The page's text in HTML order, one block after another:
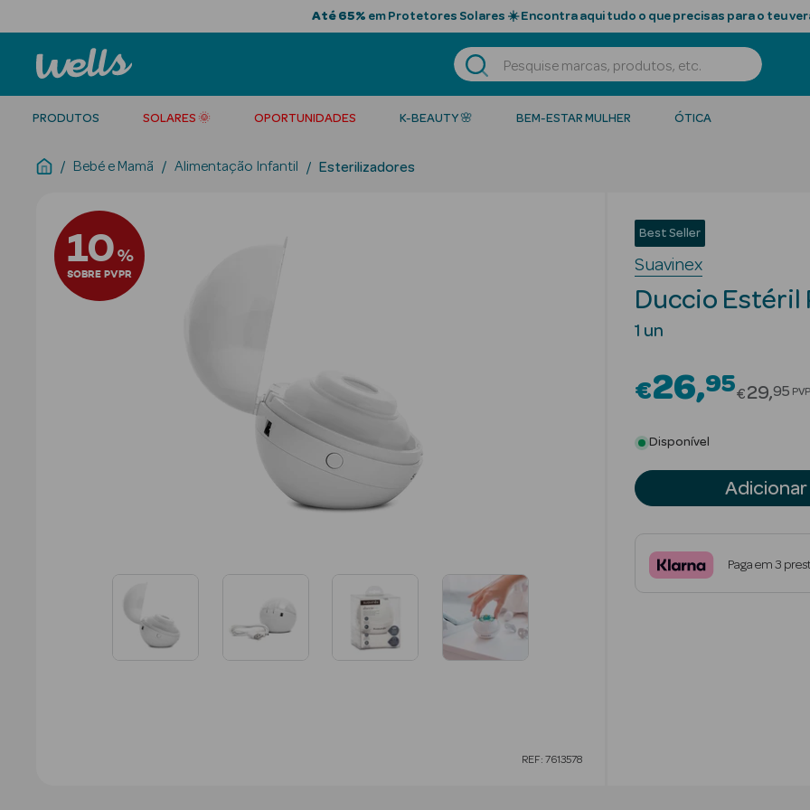
Até 65% em Protetores Solares ☀️ Encontra aqui tudo o que precisas para o teu
PRODUTOS SOLARES 🌞 OPORTUNIDADES K-BEAUTY 🌸 BEM-ESTAR MULHER ÓTICA
Bebé e Mamã Alimentação Infantil Esterilizadores
10%
SOBRE PVPR
REF: 7613578
Best Seller
Suavinex
Duccio
1 un
€26 95Price
€29 95
Disponível
Adicionar
Paga em 3